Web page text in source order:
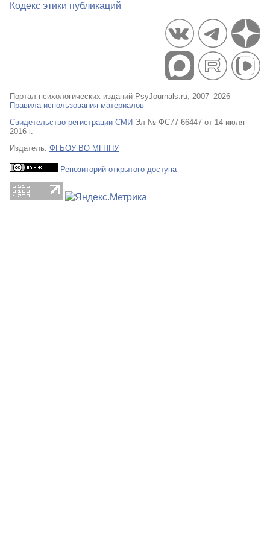
Кодекс этики публикаций
Портал психологических изданий PsyJournals.ru, 2007–2026
Правила использования материалов
Свидетельство регистрации СМИ Эл № ФС77-66447 от 14 июля
2016 г.
Издатель: ФГБОУ ВО МГППУ
Репозиторий открытого доступа